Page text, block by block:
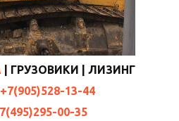
ГРУЗОВИКИ | ЛИЗИНГ
+7(905)528-13-44
00-35